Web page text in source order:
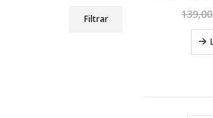
139,00
Filtrar